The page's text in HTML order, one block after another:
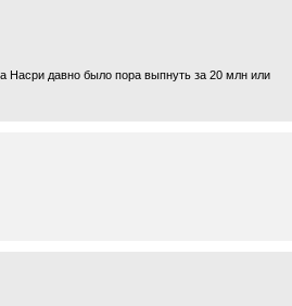
Насри давно было пора выпнуть за 20 млн или